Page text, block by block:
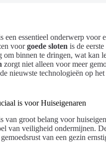
een essentieel onderwerp voor
voorgoede sloten is de
om binnen te dringen, wat kan
zorgt niet alleen voor meer
nieuwste technologieën op het
is voor Huiseigenaren
van groot belang voor
van veiligheid ondermijnen.
van een gezin